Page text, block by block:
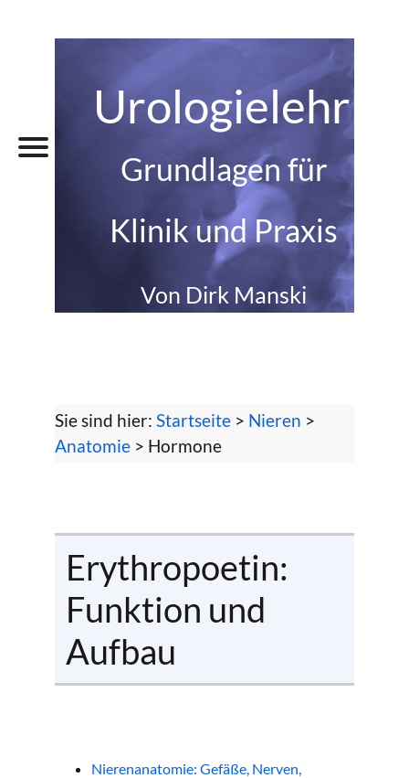
Grundlagen für
Klinik und Praxis
Von Dirk Manski
Sie sind hier: Startseite > Nieren >
Anatomie > Hormone
Erythropoetin:
Funktion und
Aufbau
Nierenanatomie: Gefäße, Nerven,